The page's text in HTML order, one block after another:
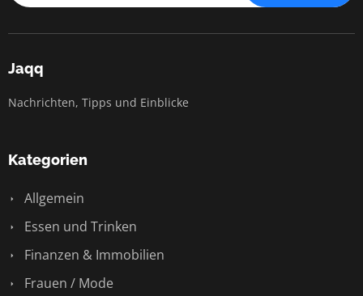
Jaqq
Nachrichten, Tipps und Einblicke
Kategorien
Allgemein
Essen und Trinken
Finanzen & Immobilien
Frauen / Mode